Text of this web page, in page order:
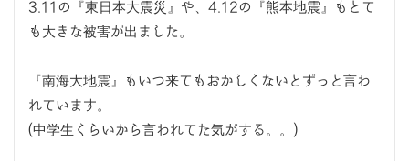
3.11の『東日本大震災』や、4.12の『熊本地震』もとて
も大きな被害が出ました。
『南海大地震』もいつ来てもおかしくないとずっと言わ
れています。
(中学生くらいから言われてた気がする。。)